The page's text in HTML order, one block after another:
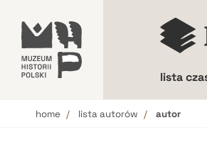
lista
home lista autorów autor